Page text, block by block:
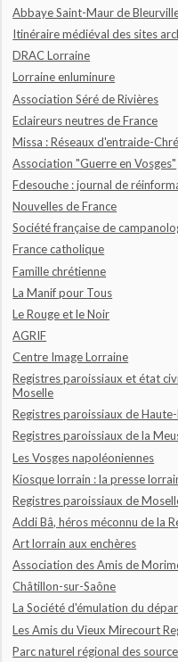
Abbaye Saint-Maur de
Itinéraire médiéval des sites
DRAC Lorraine
Lorraine enluminure
Association Séré de Rivières
Eclaireurs neutres de France
Missa : Réseaux d'entraide-
Association "Guerre en Vosges"
Fdesouche : journal de
Nouvelles de France
Société française de
France catholique
Famille chrétienne
La Manif pour Tous
Le Rouge et le Noir
AGRIF
Centre Image Lorraine
Registres paroissiaux et état
Moselle
Registres paroissiaux de
Registres paroissiaux de la
Les Vosges napoléoniennes
Kiosque lorrain : la presse
Registres paroissiaux de
Addi Bâ, héros méconnu de la
Art lorrain aux enchères
Association des Amis de
Châtillon-sur-Saône
La Société d'émulation du
Les Amis du Vieux Mirecourt
Parc naturel régional des